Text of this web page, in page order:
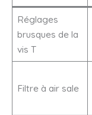
Réglages
brusques de la
vis T
Filtre à air sale